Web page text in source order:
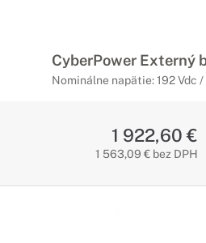
CyberPower Externý
Nominálne napätie: 192 Vdc
1 922,60 €
1 563,09 € bez DPH